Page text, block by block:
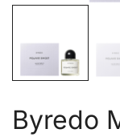
Byredo